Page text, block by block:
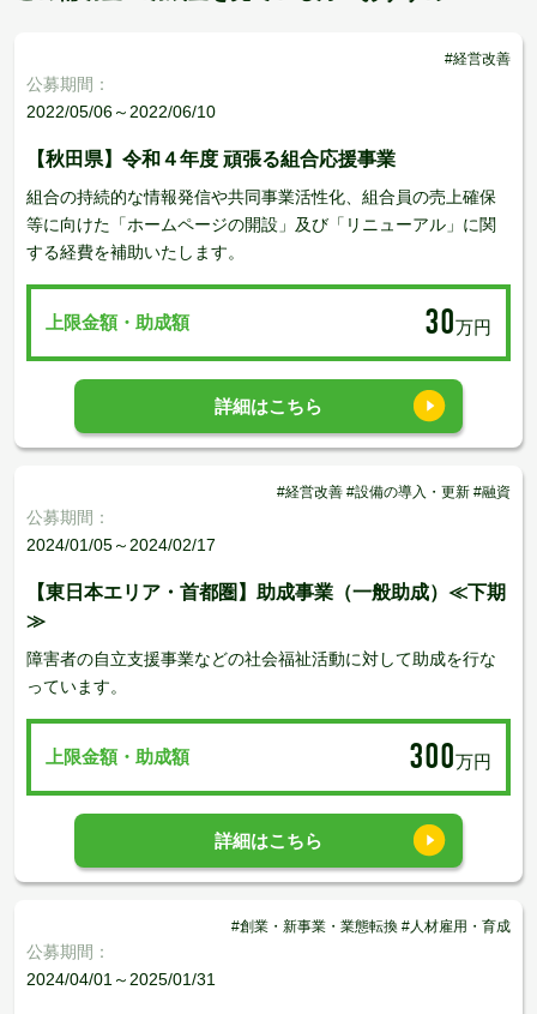
#経営改善
公募期間：
2022/05/06～2022/06/10
【秋田県】令和４年度 頑張る組合応援事業
組合の持続的な情報発信や共同事業活性化、組合員の売上確保
等に向けた「ホームページの開設」及び「リニューアル」に関
する経費を補助いたします。
上限金額・助成額 30万円
詳細はこちら
#経営改善 #設備の導入・更新 #融資
公募期間：
2024/01/05～2024/02/17
【東日本エリア・首都圏】助成事業（一般助成）≪下期
≫
障害者の自立支援事業などの社会福祉活動に対して助成を行な
っています。
上限金額・助成額 300万円
詳細はこちら
#創業・新事業・業態転換 #人材雇用・育成
公募期間：
2024/04/01～2025/01/31